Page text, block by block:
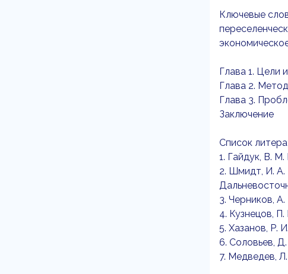
Ключевые
Глава 1. Цели
Глава 2.
Глава 3.
Заключение
Список
1. Гайдук, В.
2. Шмидт, И. А.
3. Черников,
4. Кузнецов,
5. Хазанов, Р.
6. Соловьев,
7. Медведев,